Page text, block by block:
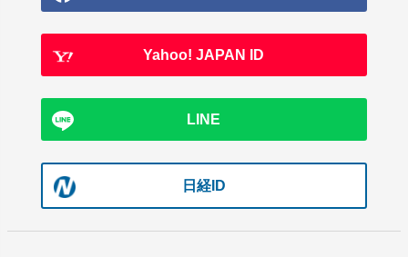
Yahoo! JAPAN ID
LINE
日経ID